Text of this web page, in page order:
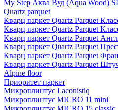
My Step Аква Вуд (Aqua Wood)
Quartz parquet
Кварц паркет Quartz Parquet
Кварц паркет Quartz Parquet
Кварц паркет Quartz Parquet
Кварц паркет Quartz Parquet
Кварц паркет Quartz Parquet
Кварц паркет Quartz Parquet
Alpine floor
Приоритет паркет
Микроплинтус Laconistiq
Микроплинтус MICRO 11 mini
Микроплинтус MICRO 15 classic